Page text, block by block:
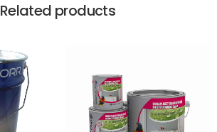
Related products